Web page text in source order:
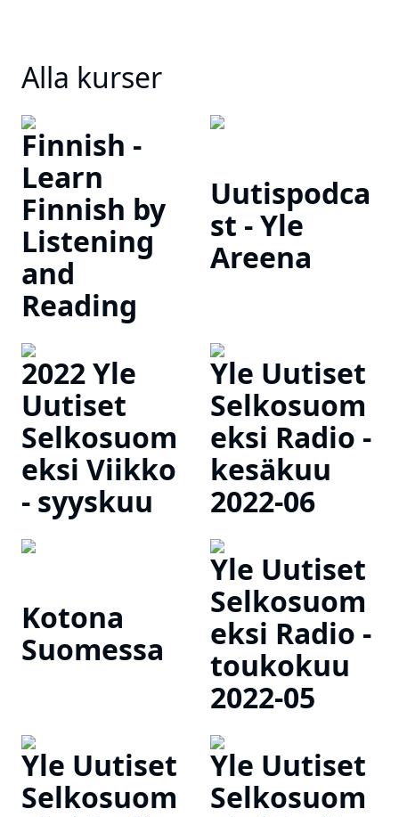
Alla kurser
Finnish -
Learn
Finnish by
Listening
and
Reading
Uutispodca
st - Yle
Areena
2022 Yle
Uutiset
Selkosuom
eksi Viikko
- syyskuu
Yle Uutiset
Selkosuom
eksi Radio -
kesäkuu
2022-06
Kotona
Suomessa
Yle Uutiset
Selkosuom
eksi Radio -
toukokuu
2022-05
Yle Uutiset
Selkosuom
Yle Uutiset
Selkosuom